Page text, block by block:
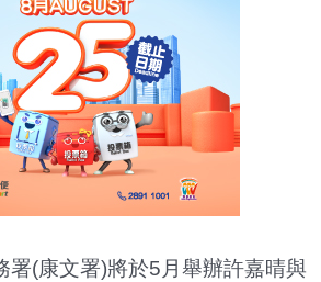
(康文署)將於5月舉辦許嘉晴與